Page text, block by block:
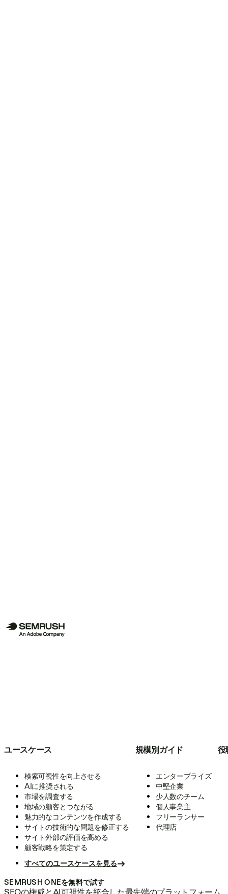
ユースケース
検索可視性を向上させる
AIに推奨される
市場を調査する
地域の顧客とつながる
魅力的なコンテンツを作成する
サイトの技術的な問題を修正する
サイト外部の評価を高める
顧客戦略を策定する
すべてのユースケースを見る
規模別ガイド
エンタープライズ
中堅企業
少人数のチーム
個人事業主
フリーランサー
代理店
役
SEMRUSH ONEを無料で試す
SEOの権威とAI可視性を統合した最先端のプラットフォーム